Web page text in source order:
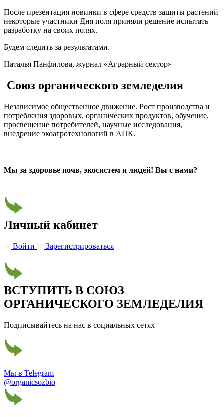
После презентация новинки в сфере средств защиты растений
некоторые участники Дня поля приняли решение испытать
разработку на своих полях.
Будем следить за результатами.
Наталья Панфилова, журнал «Аграрный сектор»
Союз органического земледелия
Независимое общественное движение. Рост производства и
потребления здоровых, органических продуктов, обучение,
просвещение потребителей, научные исследования,
внедрение экоагротехнологий в АПК.
Мы за здоровье почв, экосистем и людей! Вы с нами?
Личный кабинет
Войти Зарегистрироваться
ВСТУПИТЬ В СОЮЗ
ОРГАНИЧЕСКОГО ЗЕМЛЕДЕЛИЯ
Подписывайтесь на нас в социальных сетях
Мы в Telegram
@organicsozbio